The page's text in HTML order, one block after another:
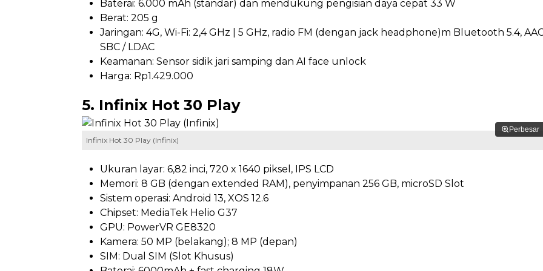
Baterai: 6.000 mAh (standar) dan mendukung pengisian daya cepat 33 W
Berat: 205 g
Jaringan: 4G, Wi-Fi: 2,4 GHz | 5 GHz, radio FM (dengan jack headphone)m Bluetooth 5.4,
SBC / LDAC
Keamanan: Sensor sidik jari samping dan AI face unlock
Harga: Rp1.429.000
5. Infinix Hot 30 Play
Perbesar
Infinix Hot 30 Play (Infinix)
Ukuran layar: 6,82 inci, 720 x 1640 piksel, IPS LCD
Memori: 8 GB (dengan extended RAM), penyimpanan 256 GB, microSD Slot
Sistem operasi: Android 13, XOS 12.6
Chipset: MediaTek Helio G37
GPU: PowerVR GE8320
Kamera: 50 MP (belakang); 8 MP (depan)
SIM: Dual SIM (Slot Khusus)